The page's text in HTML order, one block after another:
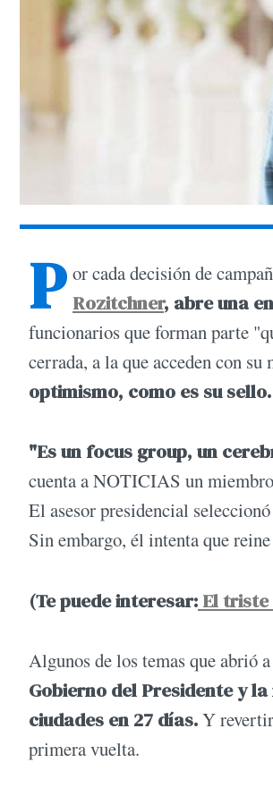
P or cada decisión de
Rozitchner, abre una
funcionarios que forman parte
cerrada, a la que acceden con
optimismo, como es su sello.
"Es un focus group, un
cuenta a NOTICIAS un
El asesor presidencial
Sin embargo, él intenta que
(Te puede interesar: El triste
Algunos de los temas que abrió
Gobierno del Presidente y
ciudades en 27 días.Y
primera vuelta.